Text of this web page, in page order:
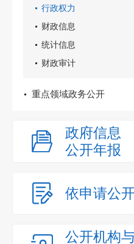
行政权力
财政信息
统计信息
财政审计
重点领域政务公开
政府信息
公开年报
依申请公开
公开机构与